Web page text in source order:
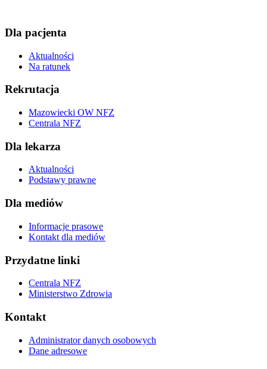
Dla pacjenta
Aktualności
Na ratunek
Rekrutacja
Mazowiecki OW NFZ
Centrala NFZ
Dla lekarza
Aktualności
Podstawy prawne
Dla mediów
Informacje prasowe
Kontakt dla mediów
Przydatne linki
Centrala NFZ
Ministerstwo Zdrowia
Kontakt
Administrator danych osobowych
Dane adresowe